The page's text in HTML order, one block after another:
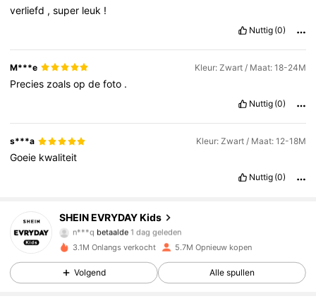
verliefd ,super leuk !
Nuttig (0)
M***e Kleur: Zwart / Maat: 18-24M
Precies zoalsopdefoto .
Nuttig (0)
s***a Kleur: Zwart / Maat: 12-18M
Goeie kwaliteit
Nuttig (0)
SHEIN EVRYDAY Kids
4.90
427K Volgers
n***q betaalde 1 dag geleden
s***6gevolgd6 uur geleden
4.90 427K Volgers
3.1M Onlangs verkocht 5.7M Opnieuw kopen
Volgend Alle spullen